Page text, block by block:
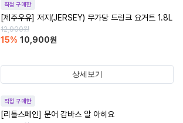
직접 구매한
[제주우유] 저지(JERSEY) 무가당 드링크 요거트 1.8L
12,900원
15% 10,900원
상세보기
직접 구매한
[리틀스페인] 문어 감바스 알 아히요